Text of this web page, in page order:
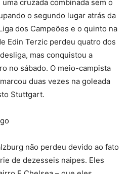
cruzada combinada sem o
o segundo lugar atrás da
dos Campeões e o quinto na
Edin Terzic perdeu quatro dos
mas conquistou a
no sábado. O meio-campista
duas vezes na goleada
Stuttgart.
não perdeu devido ao fato
de dezesseis naipes. Eles